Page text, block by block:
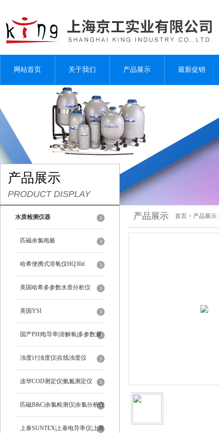
网站首页 关于我们 产品展示 最新促销
产品展示
PRODUCT DISPLAY
水质检测仪器
匹磁余氯电极
哈希便携式溶氧仪HQ30d
美国哈希多参数水质分析仪
美国YSI
国产PH|电导率|溶解氧|多参数测
定仪
浊度计|浊度仪|在线浊度仪
连华COD测定仪|氨氮测定仪
匹磁B&C|余氯检测仪|余氯分析仪
上泰SUNTEX|上泰电导率仪|上泰
产品展示 首页 > 产品展示